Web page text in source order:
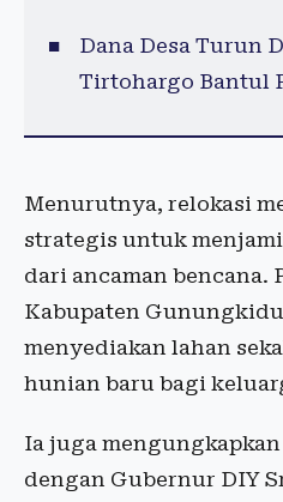
Dana Desa Turun
Tirtohargo Bantul
Menurutnya, relokasi
strategis untuk
dari ancaman bencana.
Kabupaten
menyediakan lahan
hunian baru bagi
Ia juga
dengan Gubernur DIY